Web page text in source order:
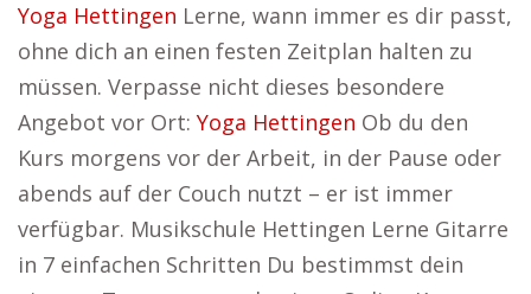
Yoga Hettingen Lerne, wann immer es dir passt,
ohne dich an einen festen Zeitplan halten zu
müssen. Verpasse nicht dieses besondere
Angebot vor Ort: Yoga Hettingen Ob du den
Kurs morgens vor der Arbeit, in der Pause oder
abends auf der Couch nutzt – er ist immer
verfügbar. Musikschule Hettingen Lerne Gitarre
in 7 einfachen Schritten Du bestimmst dein